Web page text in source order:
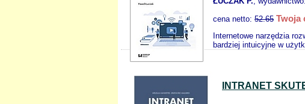
cena netto: 52.65 Twoja
Internetowe narzędzia
bardziej intuicyjne w
INTRANET